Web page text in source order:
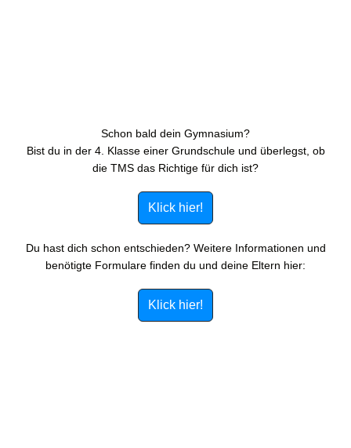
Schon bald dein Gymnasium?
Bist du in der 4. Klasse einer Grundschule und überlegst, ob
die TMS das Richtige für dich ist?
Klick hier!
Du hast dich schon entschieden? Weitere Informationen und
benötigte Formulare finden du und deine Eltern hier:
Klick hier!